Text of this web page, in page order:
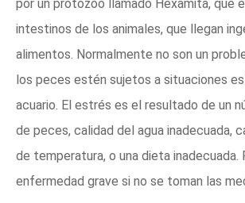
por un protozoo llamado Hexamita, que
intestinos de los animales, que llegan
alimentos. Normalmente no son un
los peces estén sujetos a situaciones
acuario. El estrés es el resultado de un
de peces, calidad del agua inadecuada,
de temperatura, o una dieta inadecuada.
enfermedad grave si no se toman las